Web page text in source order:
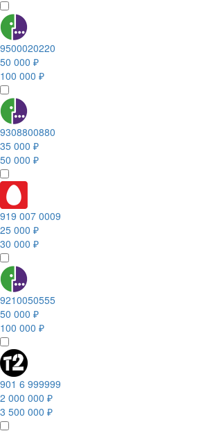
9500020220
50 000 ₽
100 000 ₽
9308800880
35 000 ₽
50 000 ₽
919 007 0009
25 000 ₽
30 000 ₽
9210050555
50 000 ₽
100 000 ₽
901 6 999999
2 000 000 ₽
3 500 000 ₽